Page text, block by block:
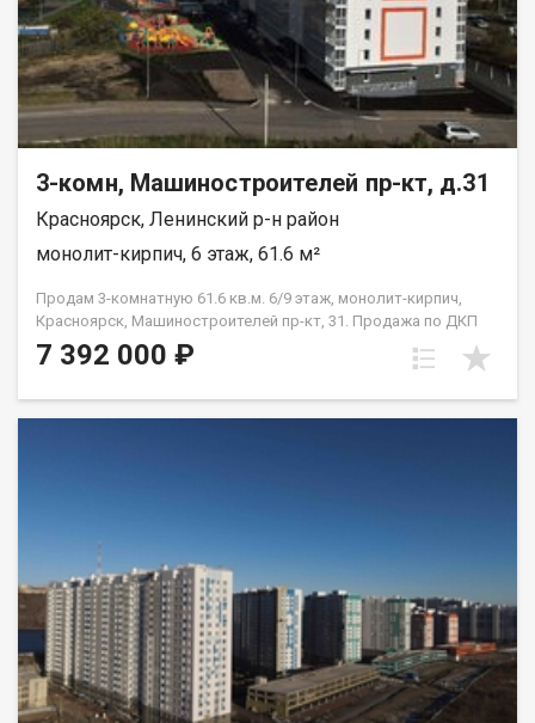
3-комн, Машиностроителей пр-кт, д.31
Красноярск, Ленинский р-н район
монолит-кирпич, 6 этаж, 61.6 м²
Продам 3-комнатную 61.6 кв.м. 6/9 этаж, монолит-кирпич,
Красноярск, Машиностроителей пр-кт, 31. Продажа по ДКП
НЕ ОТ ЗАСТРОЙЩИКА
7 392 000 ₽